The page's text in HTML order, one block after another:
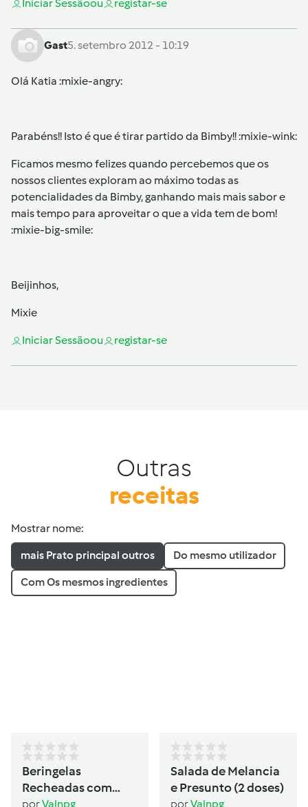
Iniciar Sessãoou registar-se
Gast5. setembro 2012 - 10:19
Olá Katia :mixie-angry:
Parabéns!! Isto é que é tirar partido da Bimby!! :mixie-wink:
Ficamos mesmo felizes quando percebemos que os
nossos clientes exploram ao máximo todas as
potencialidades da Bimby, ganhando mais mais sabor e
mais tempo para aproveitar o que a vida tem de bom!
:mixie-big-smile:
Beijinhos,
Mixie
Iniciar Sessãoou registar-se
Outras
receitas
Mostrar nome:
mais Prato principal outros Do mesmo utilizador
Com Os mesmos ingredientes
Beringelas
Recheadas com
Seitan (2 pessoas)
porValnpg
Salada de Melancia
e Presunto (2 doses)
porValnpg